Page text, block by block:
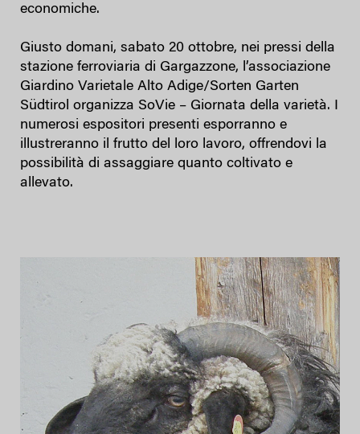
economiche.
Giusto domani, sabato 20 ottobre, nei pressi della
stazione ferroviaria di Gargazzone, l’associazione
Giardino Varietale Alto Adige/Sorten Garten
Südtirol organizza SoVie – Giornata della varietà. I
numerosi espositori presenti esporranno e
illustreranno il frutto del loro lavoro, offrendovi la
possibilità di assaggiare quanto coltivato e
allevato.